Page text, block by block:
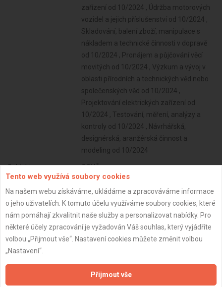
zařízení od 10/2024 , Údržba motorových
vozidel a jejich příslušenství od 10/2024 ,
Skladování, balení zboží, manipulace s
nákladem a technické činnosti v dopravě
od 10/2024 , Pronájem a půjčování věcí
movitých od 10/2024 , Výzkum a vývoj v
oblasti přírodních a technických věd nebo
společenských věd od 10/2024 ,
Projektování elektrických zařízení od
10/2024 , Testování, měření, analýzy a
kontroly od 10/2024 , Návrhářská,
designérská, aranžérská činnost a
modeling od 10/2024
Subjekt: OSVČ
Věk: 33 let
Datum registrace: 13.2.2021
Dostupnost:
Tento web využívá soubory cookies
Na našem webu získáváme, ukládáme a zpracováváme informace
o jeho uživatelích. K tomuto účelu využíváme soubory cookies, které
nám pomáhají zkvalitnit naše služby a personalizovat nabídky. Pro
některé účely zpracování je vyžadován Váš souhlas, který vyjádříte
volbou „Přijmout vše“. Nastavení cookies můžete změnit volbou
„Nastavení“.
Přijmout vše